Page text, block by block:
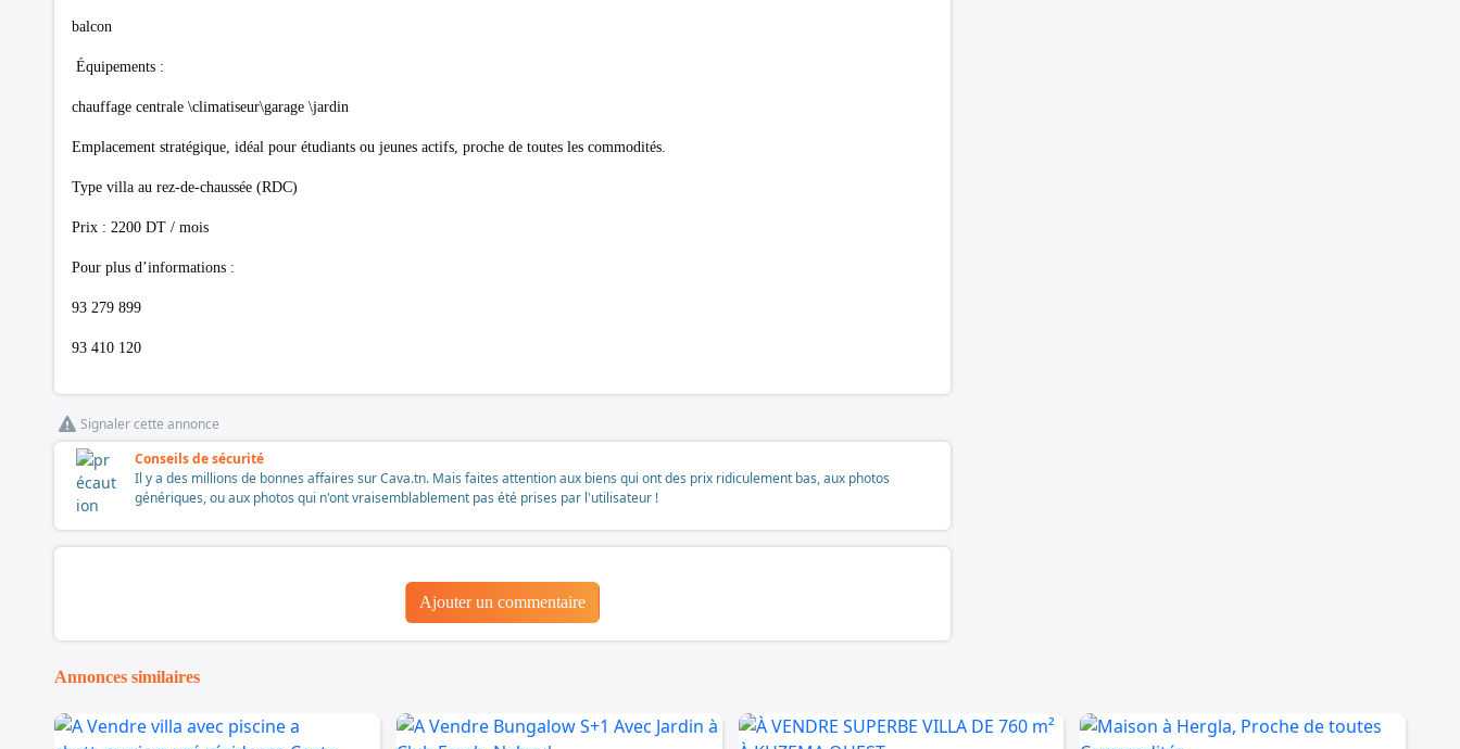
balcon
Équipements :
chauffage centrale \climatiseur\garage \jardin
Emplacement stratégique, idéal pour étudiants ou jeunes actifs, proche de toutes les commodités.
Type villa au rez-de-chaussée (RDC)
Prix : 2200 DT / mois
Pour plus d’informations :
93 279 899
93 410 120
Signaler cette annonce
Conseils de sécurité
Il y a des millions de bonnes affaires sur Cava.tn. Mais faites attention aux biens qui ont des prix ridiculement bas, aux photos
génériques, ou aux photos qui n'ont vraisemblablement pas été prises par l'utilisateur !
Ajouter un commentaire
Annonces similaires